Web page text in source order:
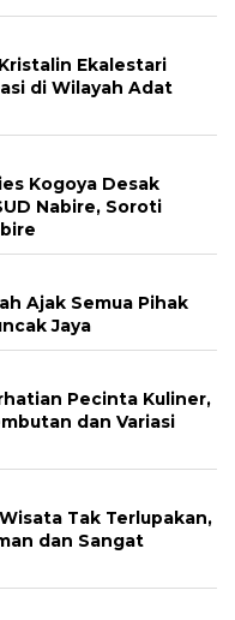
Ekalestari
di Wilayah Adat
Kogoya Desak
Nabire, Soroti
Ajak Semua Pihak
Jaya
Pecinta Kuliner,
dan Variasi
Tak Terlupakan,
dan Sangat